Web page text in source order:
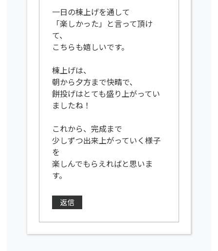
一日の棟上げを通して
「楽しかった」と言って頂け
て、
こちらも嬉しいです。
棟上げは、
朝から夕方まで快晴で、
餅投げはとても盛り上がってい
ましたね！
これから、完成まで
少しずつ出来上がっていく様子
を
楽しんでもらえればと思いま
す。
返信